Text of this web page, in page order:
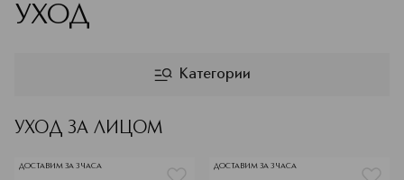
УХОД
Категории
УХОД ЗА ЛИЦОМ
ДОСТАВИМ ЗА 3 ЧАСА ДОСТАВИМ ЗА 3 ЧАСА